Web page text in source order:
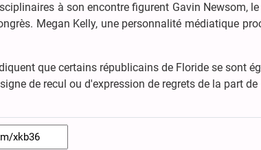
à son encontre figurent Gavin Newsom,
Megan Kelly, une personnalité médiatique
que certains républicains de Floride se sont
de recul ou d'expression de regrets de la part de